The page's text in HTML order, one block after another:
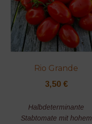
Rio Grande
3,50 €
Halbdeterminante
Stabtomate mit hohem